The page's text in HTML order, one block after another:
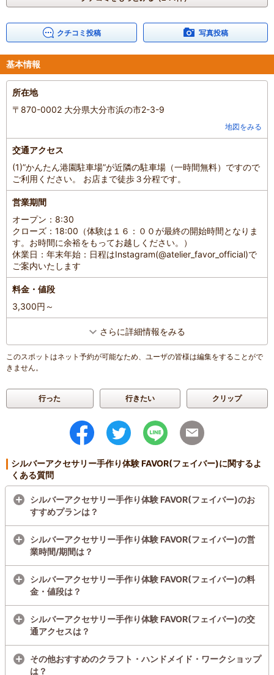
クチコミ投稿 写真投稿
基本情報
所在地
〒870-0002 大分県大分市浜の市2-3-9
地図をみる
交通アクセス
(1)”かんたん港園駐車場”が近隣の駐車場（一時間無料）ですので
ご利用ください。 お店まで徒歩３分程です。
営業期間
オープン：8:30
クローズ：18:00（体験は１６：００が最終の開始時間となりま
す。お時間に余裕をもってお越しください。）
休業日：年末年始：日程はInstagram(@atelier_favor_official)で
ご案内いたします
料金・値段
3,300円～
さらに詳細情報をみる
このスポットはネット予約が可能なため、ユーザの皆様は編集をすることがで
きません。
行った 行きたい クリップ
シルバーアクセサリー手作り体験 FAVOR(フェイバー)に関するよ
くある質問
シルバーアクセサリー手作り体験 FAVOR(フェイバー)のお
すすめプランは？
シルバーアクセサリー手作り体験 FAVOR(フェイバー)の営
業時間/期間は？
シルバーアクセサリー手作り体験 FAVOR(フェイバー)の料
金・値段は？
シルバーアクセサリー手作り体験 FAVOR(フェイバー)の交
通アクセスは？
その他おすすめのクラフト・ハンドメイド・ワークショップ
は？